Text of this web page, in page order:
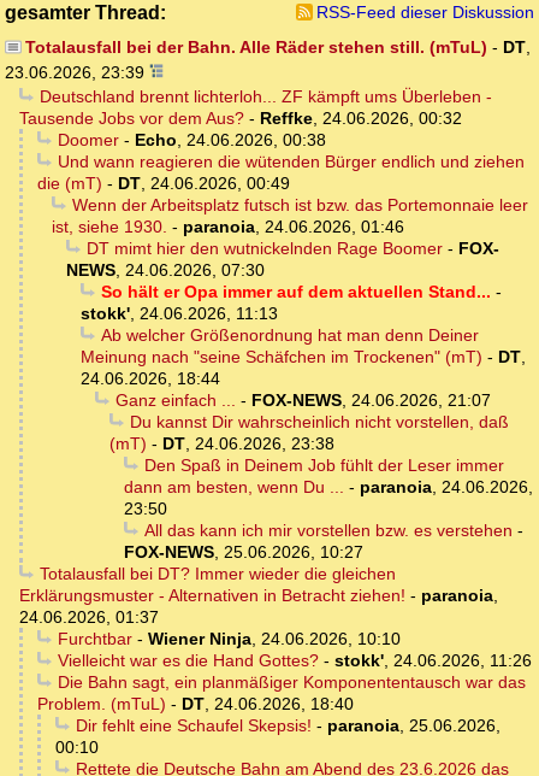
gesamter Thread:
RSS-Feed dieser Diskussion
Totalausfall bei der Bahn. Alle Räder stehen still. (mTuL) - DT,
23.06.2026, 23:39
Deutschland brennt lichterloh... ZF kämpft ums Überleben -
Tausende Jobs vor dem Aus? - Reffke, 24.06.2026, 00:32
Doomer- Echo, 24.06.2026, 00:38
Und wann reagieren die wütenden Bürger endlich und ziehen
die (mT) - DT, 24.06.2026, 00:49
Wenn der Arbeitsplatz futsch ist bzw. das Portemonnaie leer
ist, siehe 1930. - paranoia, 24.06.2026, 01:46
DT mimt hier den wutnickelnden Rage Boomer- FOX-
NEWS, 24.06.2026, 07:30
So hält er Opa immer auf dem aktuellen Stand... -
stokk', 24.06.2026, 11:13
Ab welcher Größenordnung hat man denn Deiner
Meinung nach "seine Schäfchen im Trockenen" (mT) - DT,
24.06.2026, 18:44
Ganz einfach ... - FOX-NEWS, 24.06.2026, 21:07
Du kannst Dir wahrscheinlich nicht vorstellen, daß
(mT) - DT, 24.06.2026, 23:38
Den Spaß in Deinem Job fühlt der Leser immer
dann am besten, wenn Du ... - paranoia, 24.06.2026,
23:50
All das kann ich mir vorstellen bzw. es verstehen -
FOX-NEWS, 25.06.2026, 10:27
Totalausfall bei DT? Immer wieder die gleichen
Erklärungsmuster - Alternativen in Betracht ziehen! - paranoia,
24.06.2026, 01:37
Furchtbar- Wiener Ninja, 24.06.2026, 10:10
Vielleicht war es die Hand Gottes?- stokk', 24.06.2026, 11:26
Die Bahn sagt, ein planmäßiger Komponententausch war das
Problem. (mTuL) - DT, 24.06.2026, 18:40
Dir fehlt eine Schaufel Skepsis! - paranoia, 25.06.2026,
00:10
Rettete die Deutsche Bahn am Abend des 23.6.2026 das